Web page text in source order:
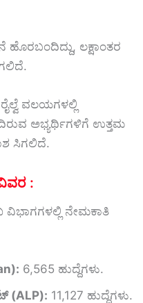
ಲಕ್ಷಾಂತರ
ವಲಯಗಳಲ್ಲಿ
ಅಭ್ಯರ್ಥಿಗಳಿಗೆ ಉತ್ತಮ
ಸಿಗಲಿದೆ.
:
ವಿಭಾಗಗಳಲ್ಲಿ ನೇಮಕಾತಿ
6,565 ಹುದ್ದೆಗಳು.
(ALP): 11,127 ಹುದ್ದೆಗಳು.